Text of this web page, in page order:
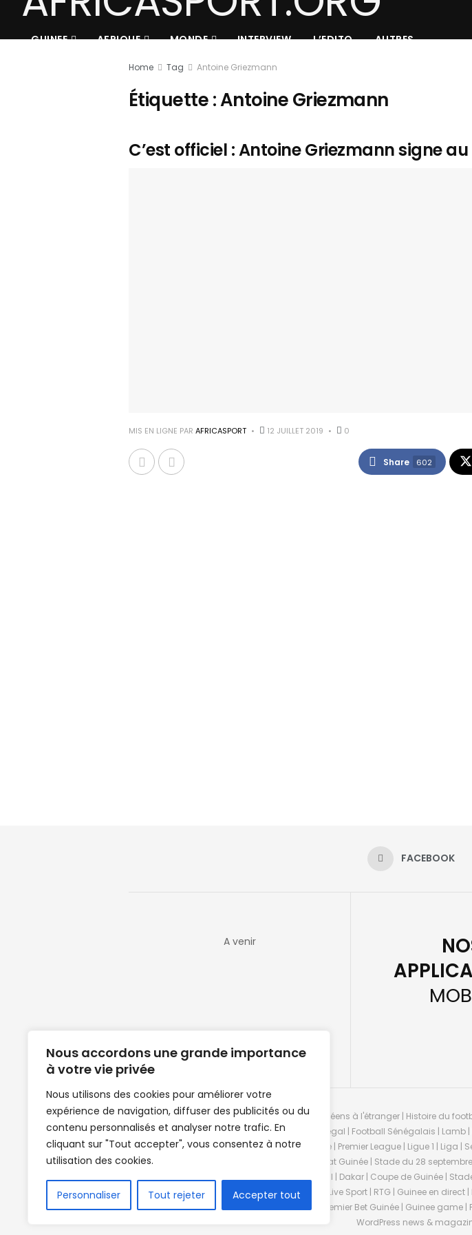
Nous accordons une grande importance
à votre vie privée
Nous utilisons des cookies pour améliorer votre
expérience de navigation, diffuser des publicités ou du
contenu personnalisés et analyser notre trafic. En
cliquant sur "Tout accepter", vous consentez à notre
utilisation des cookies.
Personnaliser Tout rejeter Accepter tout
GUINEE AFRIQUE MONDE INTERVIEW L’EDITO AUTRES
Home Tag Antoine Griezmann
Étiquette :Antoine Griezmann
C’est officiel : Antoine Griezmann signe
MIS EN LIGNE PAR AFRICASPORT 12 JUILLET 2019 0
Share 602
FACEBOOK
A venir
Clubs de football en Guinée | Footballeurs guinéens à l'étranger | Histoire du
de Guinée de football | Mercato | Lions du Sénégal | Football Sénégalais | Lamb
News | Match en direct | But | Actualité au Guinée | Premier League | Ligue 1 | Liga |
| Handball Guinee | Match Guinee | Championnat Guinée | Stade du 28
de Guinée | Senegal Equipe | Guinée | Le Senegal | Dakar | Coupe de Guinée |
en direct | Boxe | Sénégal Dakar | La Guinée | Live Sport | RTG | Guinee en
Africasport | Clubs de football guinéens | Premier Bet Guinée | Guinee game
WordPress news &